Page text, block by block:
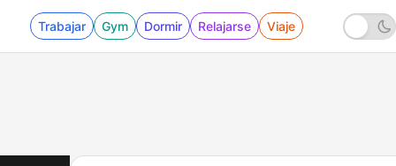
Trabajar Gym Dormir Relajarse Viaje